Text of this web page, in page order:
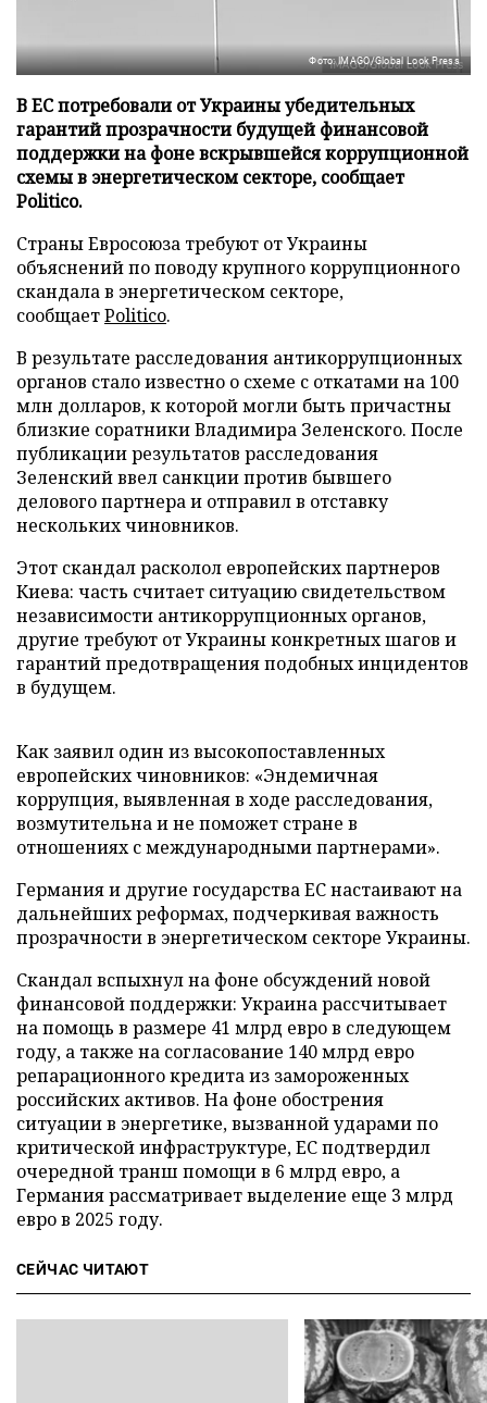
Фото: IMAGO/Global Look Press
В ЕС потребовали от Украины убедительных
гарантий прозрачности будущей финансовой
поддержки на фоне вскрывшейся коррупционной
схемы в энергетическом секторе, сообщает
Politico.
Страны Евросоюза требуют от Украины
объяснений по поводу крупного коррупционного
скандала в энергетическом секторе,
сообщаетPolitico.
В результате расследования антикоррупционных
органов стало известно о схеме с откатами на 100
млн долларов, к которой могли быть причастны
близкие соратники Владимира Зеленского. После
публикации результатов расследования
Зеленский ввел санкции против бывшего
делового партнера и отправил в отставку
нескольких чиновников.
Этот скандал расколол европейских партнеров
Киева: часть считает ситуацию свидетельством
независимости антикоррупционных органов,
другие требуют от Украины конкретных шагов и
гарантий предотвращения подобных инцидентов
в будущем.
Как заявил один из высокопоставленных
европейских чиновников: «Эндемичная
коррупция, выявленная в ходе расследования,
возмутительна и не поможет стране в
отношениях с международными партнерами».
Германия и другие государства ЕС настаивают на
дальнейших реформах, подчеркивая важность
прозрачности в энергетическом секторе Украины.
Скандал вспыхнул на фоне обсуждений новой
финансовой поддержки: Украина рассчитывает
на помощь в размере 41 млрд евро в следующем
году, а также на согласование 140 млрд евро
репарационного кредита из замороженных
российских активов. На фоне обострения
ситуации в энергетике, вызванной ударами по
критической инфраструктуре, ЕС подтвердил
очередной транш помощи в 6 млрд евро, а
Германия рассматривает выделение еще 3 млрд
евро в 2025 году.
СЕЙЧАС ЧИТАЮТ